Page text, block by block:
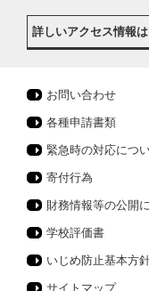
詳しいアクセス情報
お問い合わせ
各種申請書類
緊急時の対応につ
寄付行為
財務情報等の公開
学校評価書
いじめ防止基本方
サイトマップ